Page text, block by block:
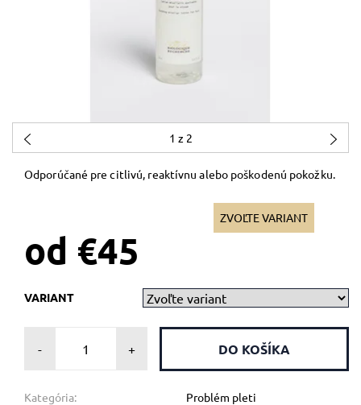
1 z 2
Odporúčané pre citlivú, reaktívnu alebo poškodenú pokožku.
ZVOĽTE VARIANT
od €45
VARIANT
- +
Kategória: Problém pleti